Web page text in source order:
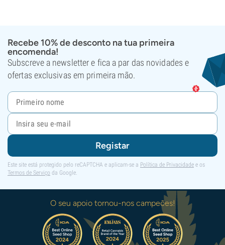
Recebe 10% de desconto na tua primeira
encomenda!
Subscreve a newsletter e fica a par das novidades e
ofertas exclusivas em primeira mão.
Registar
Este site está protegido pelo reCAPTCHA e aplicam-se a Política de Privacidade e os
Termos de Serviço da Google.
O seu apoio tornou-nos campeões!